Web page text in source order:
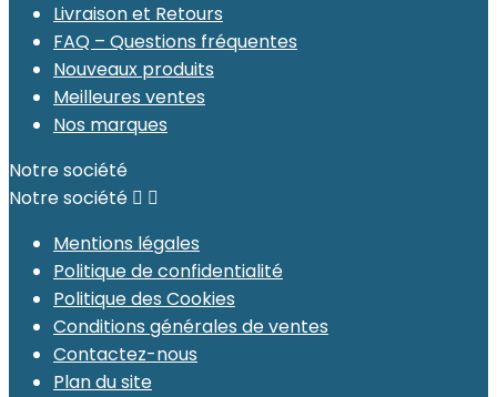
Livraison et Retours
FAQ – Questions fréquentes
Nouveaux produits
Meilleures ventes
Nos marques
Notre société
Notre société  
Mentions légales
Politique de confidentialité
Politique des Cookies
Conditions générales de ventes
Contactez-nous
Plan du site